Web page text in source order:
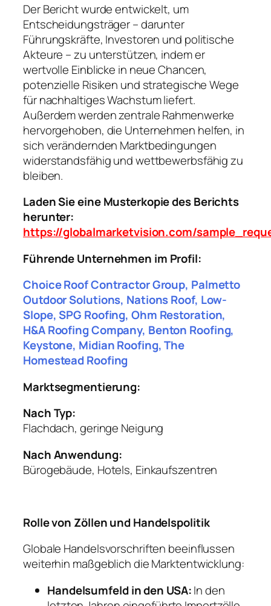
Der Bericht wurde entwickelt, um
Entscheidungsträger – darunter
Führungskräfte, Investoren und politische
Akteure – zu unterstützen, indem er
wertvolle Einblicke in neue Chancen,
potenzielle Risiken und strategische Wege
für nachhaltiges Wachstum liefert.
Außerdem werden zentrale Rahmenwerke
hervorgehoben, die Unternehmen helfen, in
sich verändernden Marktbedingungen
widerstandsfähig und wettbewerbsfähig zu
bleiben.
Laden Sie eine Musterkopie des Berichts
herunter:
https://globalmarketvision.com/
Führende Unternehmen im Profil:
Choice Roof Contractor Group, Palmetto
Outdoor Solutions, Nations Roof, Low-
Slope, SPG Roofing, Ohm Restoration,
H&A Roofing Company, Benton Roofing,
Keystone, Midian Roofing, The
Homestead Roofing
Marktsegmentierung:
Nach Typ:
Flachdach, geringe Neigung
Nach Anwendung:
Bürogebäude, Hotels, Einkaufszentren
Rolle von Zöllen und Handelspolitik
Globale Handelsvorschriften beeinflussen
weiterhin maßgeblich die Marktentwicklung:
Handelsumfeld in den USA:In den